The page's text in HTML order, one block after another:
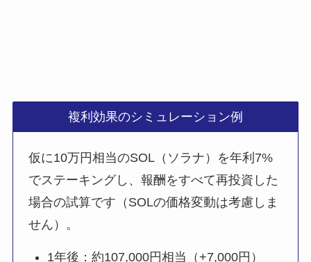
複利効果のシミュレーション例
仮に10万円相当のSOL（ソラナ）を年利7%
でステーキングし、報酬をすべて再投資した
場合の試算です（SOLの価格変動は考慮しま
せん）。
1年後：約107,000円相当（+7,000円）